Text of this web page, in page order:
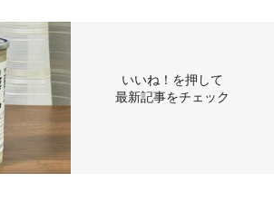
いいね！を押して
最新記事をチェック